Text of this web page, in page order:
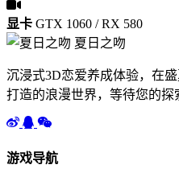
显卡 GTX 1060 / RX 580
夏日之吻
沉浸式3D恋爱养成体验，在
打造的浪漫世界，等待您的探
游戏导航